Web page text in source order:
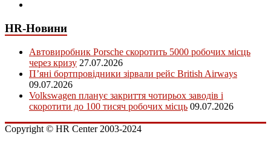
HR-Новини
Автовиробник Porsche скоротить 5000 робочих місць
через кризу 27.07.2026
П’яні бортпровідники зірвали рейс British Airways
09.07.2026
Volkswagen планує закриття чотирьох заводів і
скоротити до 100 тисяч робочих місць 09.07.2026
Copyright © HR Center 2003-2024